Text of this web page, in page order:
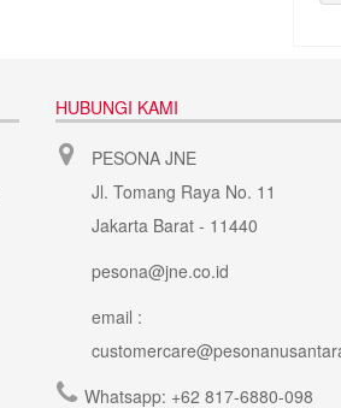
HUBUNGI KAMI
PESONA JNE
Jl. Tomang Raya No. 11
Jakarta Barat - 11440
pesona@jne.co.id
email :
Whatsapp: +62 817-6880-098